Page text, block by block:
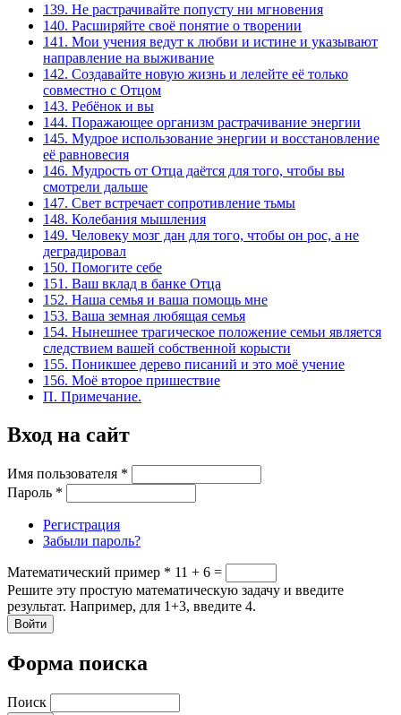
139. Не растрачивайте попусту ни мгновения
140. Расширяйте своё понятие о творении
141. Мои учения ведут к любви и истине и указывают
направление на выживание
142. Создавайте новую жизнь и лелейте её только
совместно с Отцом
143. Ребёнок и вы
144. Поражающее организм растрачивание энергии
145. Мудрое использование энергии и восстановление
её равновесия
146. Мудрость от Отца даётся для того, чтобы вы
смотрели дальше
147. Свет встречает сопротивление тьмы
148. Колебания мышления
149. Человеку мозг дан для того, чтобы он рос, а не
деградировал
150. Помогите себе
151. Ваш вклад в банке Отца
152. Наша семья и ваша помощь мне
153. Ваша земная любящая семья
154. Нынешнее трагическое положение семьи является
следствием вашей собственной корысти
155. Поникшее дерево писаний и это моё учение
156. Моё второе пришествие
П. Примечание.
Вход на сайт
Имя пользователя *
Пароль *
Регистрация
Забыли пароль?
Математический пример * 11 + 6 =
Решите эту простую математическую задачу и введите
результат. Например, для 1+3, введите 4.
Форма поиска
Поиск